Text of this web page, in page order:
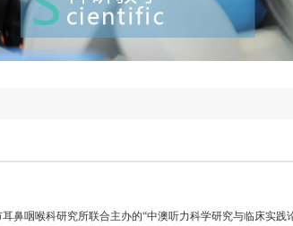
咽喉科研究所联合主办的“中澳听力科学研究与临床实践